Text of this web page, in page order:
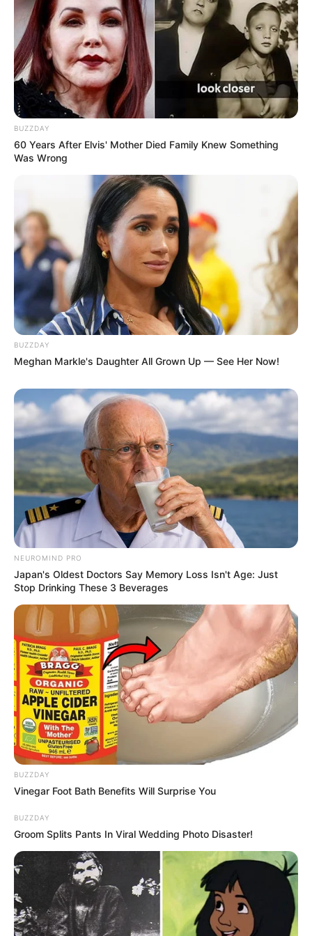
Serem! 9 Chat Ojek Online &
Pelanggan Ini Bikin Auto
Merinding
Bikin Ngakak, 10 Potret
Cosplay Murah Pakai Bahan
Seadanya
Anti Mainstream, 10 Cara
Membawa Barang Belanjaan
Versi Warga Thailand
Langka Banget! 10 Pose Lucu
Katak yang Bikin Ketawa
Gemes
Ambyar! 10 Kalimat Baper
Pakai Bahasa Jawa Ini Bikin
Galau Abis
BUZZDAY
60 Years After Elvis' Mother Died Family Knew Something
Was Wrong
BUZZDAY
Meghan Markle's Daughter All Grown Up — See Her Now!
NEUROMIND PRO
Japan's Oldest Doctors Say Memory Loss Isn't Age: Just
Stop Drinking These 3 Beverages
BUZZDAY
Vinegar Foot Bath Benefits Will Surprise You
BUZZDAY
Groom Splits Pants In Viral Wedding Photo Disaster!